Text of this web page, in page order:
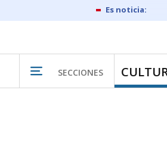
SECCIONES